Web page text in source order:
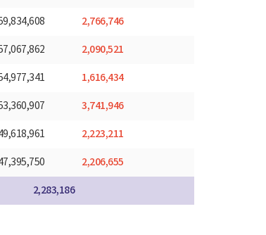
2,766,746
2,090,521
1,616,434
3,741,946
2,223,211
2,206,655
2,283,186